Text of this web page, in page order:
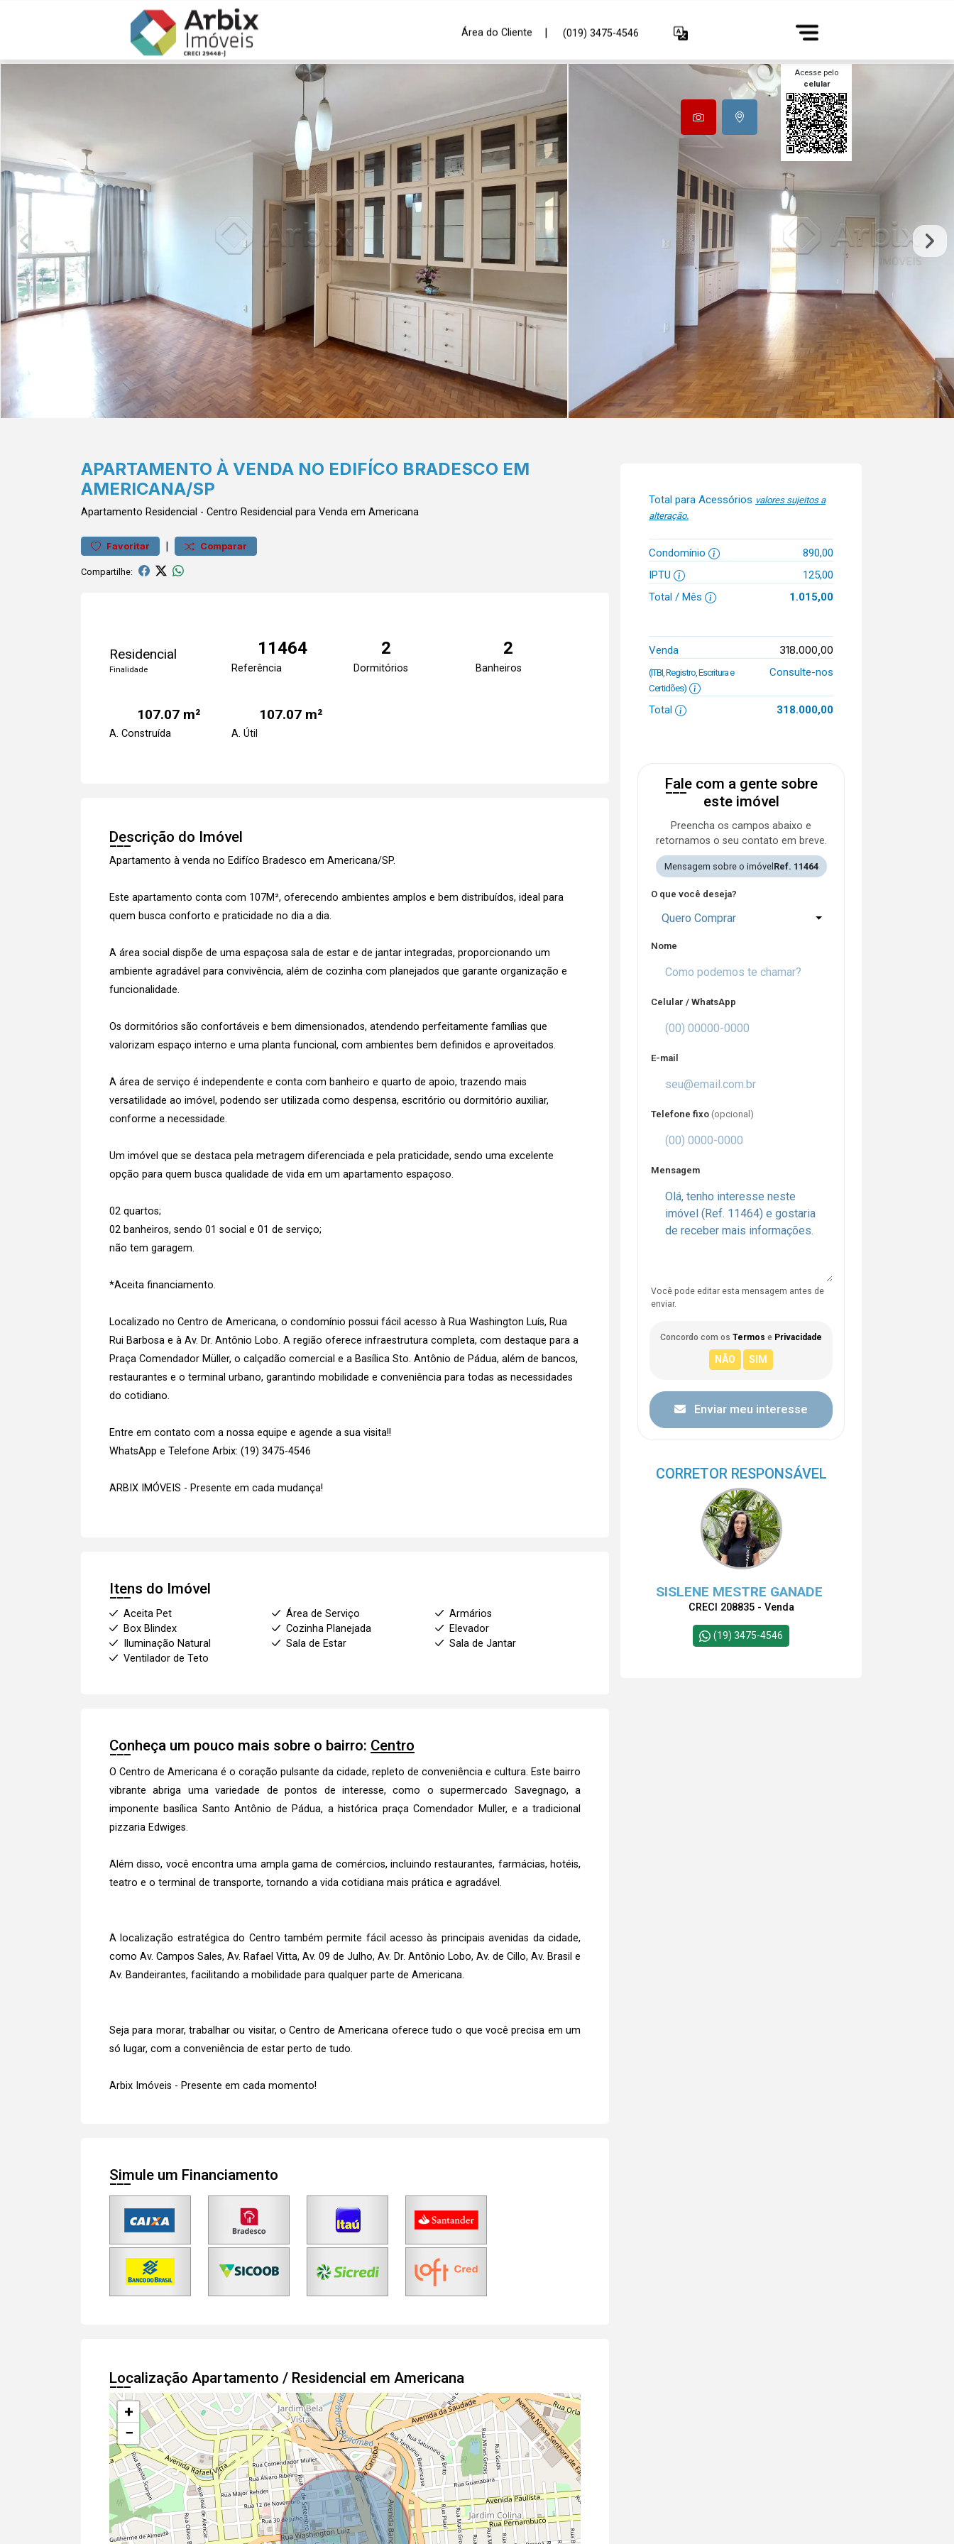
Área do Cliente | (019) 3475-4546
Acesse pelo
celular
APARTAMENTO À VENDA NO EDIFÍCO BRADESCO EM
AMERICANA/SP
Apartamento Residencial - Centro Residencial para Venda em Americana
Favoritar | Comparar
Compartilhe:
Residencial
Finalidade
11464
Referência
2
Dormitórios
2
Banheiros
107.07 m²
A. Construída
107.07 m²
A. Útil
Descrição do Imóvel
Apartamento à venda no Edifíco Bradesco em Americana/SP.
Este apartamento conta com 107M², oferecendo ambientes amplos e bem distribuídos, ideal para
quem busca conforto e praticidade no dia a dia.
A área social dispõe de uma espaçosa sala de estar e de jantar integradas, proporcionando um
ambiente agradável para convivência, além de cozinha com planejados que garante organização e
funcionalidade.
Os dormitórios são confortáveis e bem dimensionados, atendendo perfeitamente famílias que
valorizam espaço interno e uma planta funcional, com ambientes bem definidos e aproveitados.
A área de serviço é independente e conta com banheiro e quarto de apoio, trazendo mais
versatilidade ao imóvel, podendo ser utilizada como despensa, escritório ou dormitório auxiliar,
conforme a necessidade.
Um imóvel que se destaca pela metragem diferenciada e pela praticidade, sendo uma excelente
opção para quem busca qualidade de vida em um apartamento espaçoso.
02 quartos;
02 banheiros, sendo 01 social e 01 de serviço;
não tem garagem.
*Aceita financiamento.
Localizado no Centro de Americana, o condomínio possui fácil acesso à Rua Washington Luís, Rua
Rui Barbosa e à Av. Dr. Antônio Lobo. A região oferece infraestrutura completa, com destaque para a
Praça Comendador Müller, o calçadão comercial e a Basílica Sto. Antônio de Pádua, além de bancos,
restaurantes e o terminal urbano, garantindo mobilidade e conveniência para todas as necessidades
do cotidiano.
Entre em contato com a nossa equipe e agende a sua visita!!
WhatsApp e Telefone Arbix: (19) 3475-4546
ARBIX IMÓVEIS - Presente em cada mudança!
Itens do Imóvel
Aceita Pet Área de Serviço
Armários
Box Blindex
Cozinha Planejada
Elevador
Iluminação Natural
Sala de Estar
Sala de Jantar
Ventilador de Teto
Conheça um pouco mais sobre o bairro: Centro
O Centro de Americana é o coração pulsante da cidade, repleto de conveniência e cultura. Este bairro
vibrante abriga uma variedade de pontos de interesse, como o supermercado Savegnago, a
imponente basílica Santo Antônio de Pádua, a histórica praça Comendador Muller, e a tradicional
pizzaria Edwiges.
Além disso, você encontra uma ampla gama de comércios, incluindo restaurantes, farmácias, hotéis,
teatro e o terminal de transporte, tornando a vida cotidiana mais prática e agradável.
A localização estratégica do Centro também permite fácil acesso às principais avenidas da cidade,
como Av. Campos Sales, Av. Rafael Vitta, Av. 09 de Julho, Av. Dr. Antônio Lobo, Av. de Cillo, Av. Brasil e
Av. Bandeirantes, facilitando a mobilidade para qualquer parte de Americana.
Seja para morar, trabalhar ou visitar, o Centro de Americana oferece tudo o que você precisa em um
só lugar, com a conveniência de estar perto de tudo.
Arbix Imóveis - Presente em cada momento!
Simule um Financiamento
Localização Apartamento / Residencial em Americana
+
−
Total para Acessórios valores sujeitos a
alteração.
Condomínio
890,00
IPTU
125,00
Total / Mês
1.015,00
Venda 318.000,00
(ITBI, Registro, Escritura e
Certidões)
Consulte-nos
Total 318.000,00
Fale com a gente sobre
este imóvel
Preencha os campos abaixo e
retornamos o seu contato em breve.
Mensagem sobre o imóvel Ref. 11464
O que você deseja?
Quero Comprar
Nome
Celular / WhatsApp
E-mail
Telefone fixo (opcional)
Mensagem
Você pode editar esta mensagem antes de
enviar.
Concordo com os Termos e Privacidade
Enviar meu interesse
CORRETOR RESPONSÁVEL
SISLENE MESTRE GANADE
CRECI 208835 - Venda
(19) 3475-4546